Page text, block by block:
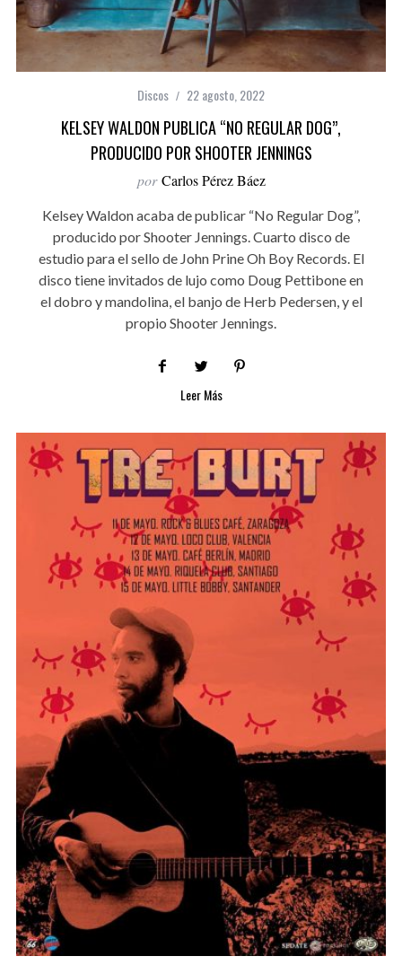
Discos 22 agosto, 2022
KELSEY WALDON PUBLICA “NO REGULAR DOG”,
PRODUCIDO POR SHOOTER JENNINGS
por Carlos Pérez Báez
Kelsey Waldon acaba de publicar “No Regular Dog”,
producido por Shooter Jennings. Cuarto disco de
estudio para el sello de John Prine Oh Boy Records. El
disco tiene invitados de lujo como Doug Pettibone en
el dobro y mandolina, el banjo de Herb Pedersen, y el
propio Shooter Jennings.
Leer Más